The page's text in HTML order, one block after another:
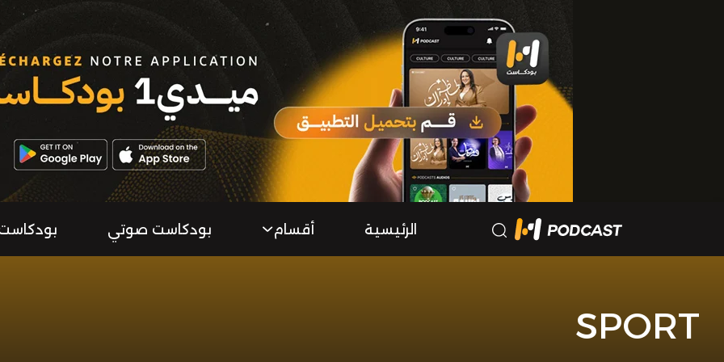
الرئيسية أقسام بودكاست صوتي
SPORT